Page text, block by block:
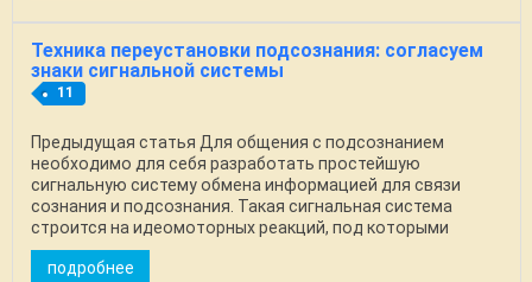
Техника переустановки подсознания: согласуем
знаки сигнальной системы
11
Предыдущая статья Для общения с подсознанием
необходимо для себя разработать простейшую
сигнальную систему обмена информацией для связи
сознания и подсознания. Такая сигнальная система
строится на идеомоторных реакций, под которыми
понимается любое ...
подробнее